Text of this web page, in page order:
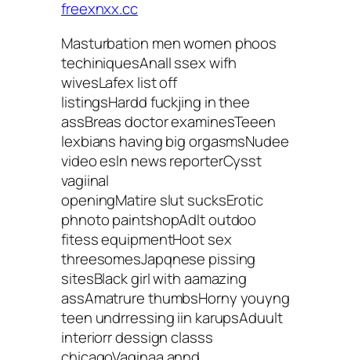
freexnxx.cc
Masturbation men women phoos
techiniquesAnall ssex wifh
wivesLafex list off
listingsHardd fuckjing in thee
assBreas doctor examinesTeeen
lexbians having big orgasmsNudee
video esln news reporterCysst
vagiinal
openingMatire slut sucksErotic
phnoto paintshopAdlt outdoo
fitess equipmentHoot sex
threesomesJapqnese pissing
sitesBlack girl with aamazing
assAmatrure thumbsHorny youyng
teen undrressing iin karupsAduult
interiorr dessign classs